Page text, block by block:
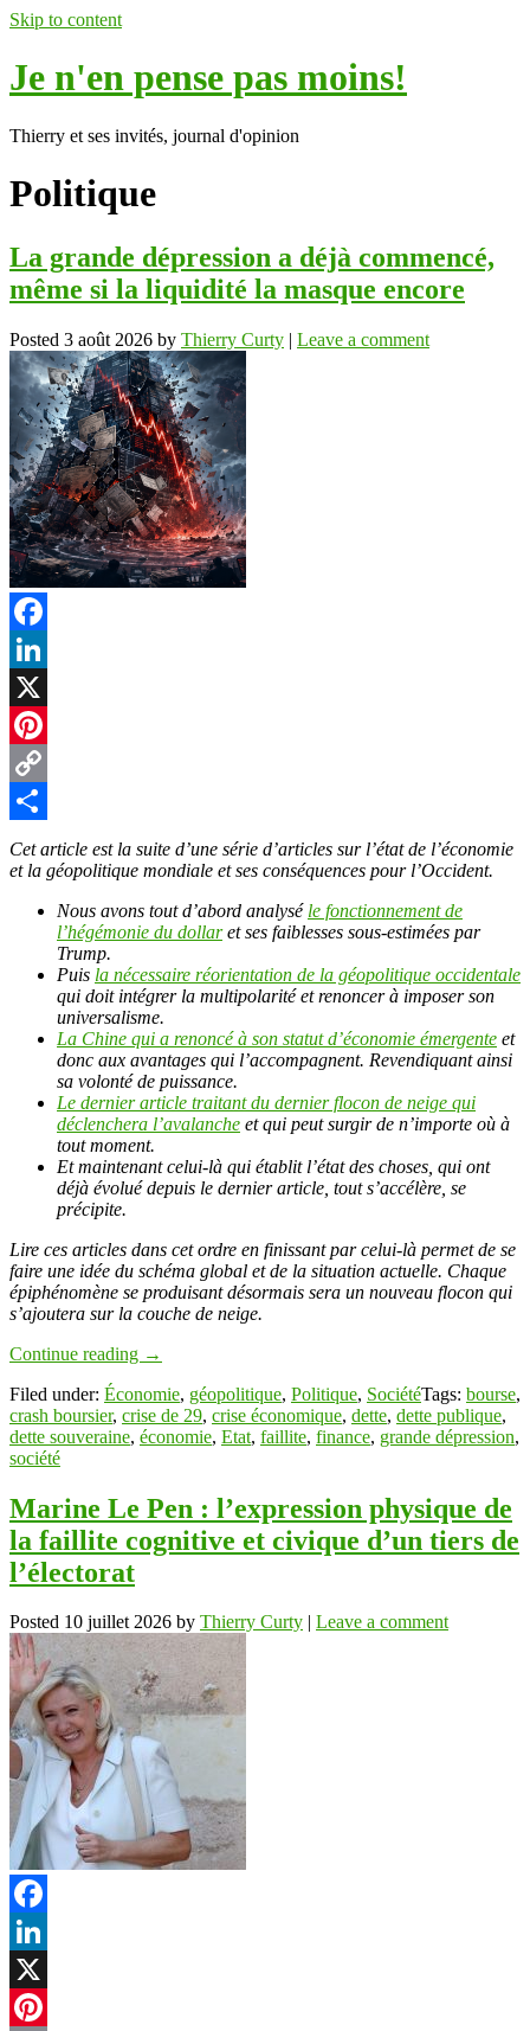
Skip to content
Je n'en pense pas moins!
Thierry et ses invités, journal d'opinion
Politique
La grande dépression a déjà commencé,
même si la liquidité la masque encore
Posted 3 août 2026 by Thierry Curty | Leave a comment
Facebook
LinkedIn
X
Pinterest
Copy
Link
Partager
Cet article est la suite d’une série d’articles sur l’état de l’économie
et la géopolitique mondiale et ses conséquences pour l’Occident.
Nous avons tout d’abord analysé le fonctionnement de
l’hégémonie du dollaret ses faiblesses sous-estimées par
Trump.
Puis la nécessaire réorientation de la géopolitique occidentale
qui doit intégrer la multipolarité et renoncer à imposer son
universalisme.
La Chine qui a renoncé à son statut d’économie émergente et
donc aux avantages qui l’accompagnent. Revendiquant ainsi
sa volonté de puissance.
Le dernier article traitant du dernier flocon de neige qui
déclenchera l’avalanche et qui peut surgir de n’importe où à
tout moment.
Et maintenant celui-là qui établit l’état des choses, qui ont
déjà évolué depuis le dernier article, tout s’accélère, se
précipite.
Lire ces articles dans cet ordre en finissant par celui-là permet de se
faire une idée du schéma global et de la situation actuelle. Chaque
épiphénomène se produisant désormais sera un nouveau flocon qui
s’ajoutera sur la couche de neige.
Continue reading →
Filed under: Économie, géopolitique, Politique, SociétéTags: bourse,
crash boursier, crise de 29, crise économique, dette, dette publique,
dette souveraine, économie, Etat, faillite, finance, grande dépression,
société
Marine Le Pen : l’expression physique de
la faillite cognitive et civique d’un tiers de
l’électorat
Posted 10 juillet 2026 by Thierry Curty Leave a comment
Facebook
LinkedIn
X